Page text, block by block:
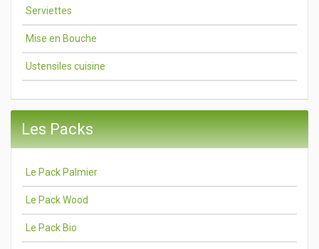
Serviettes
Mise en Bouche
Ustensiles cuisine
Les Packs
Le Pack Palmier
Le Pack Wood
Le Pack Bio